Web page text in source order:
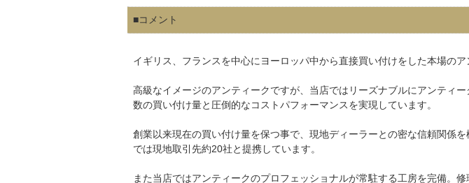
■コメント
イギリス、フランスを中心にヨーロッパ中から直接買い付けをした本場のア
高級なイメージのアンティークですが、当店ではリーズナブルにアンティ
数の買い付け量と圧倒的なコストパフォーマンスを実現しています。
創業以来現在の買い付け量を保つ事で、現地ディーラーとの密な信頼関係
では現地取引先約20社と提携しています。
また当店ではアンティークのプロフェッショナルが常駐する工房を完備。